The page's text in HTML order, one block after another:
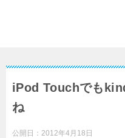
iPod Touchでも
ね
公開日： 2012年4月18日